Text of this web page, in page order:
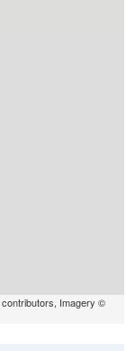
contributors, Imagery ©